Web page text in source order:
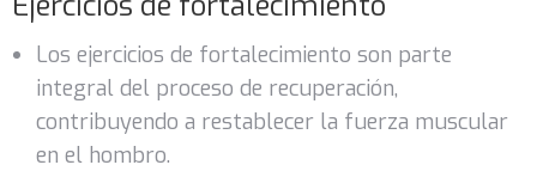
Los ejercicios de fortalecimiento son parte
integral del proceso de recuperación,
contribuyendo a restablecer la fuerza muscular
en el hombro.